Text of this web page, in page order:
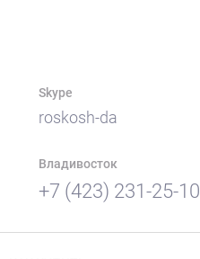
Skype
roskosh-da
Владивосток
+7 (423) 231-25-10